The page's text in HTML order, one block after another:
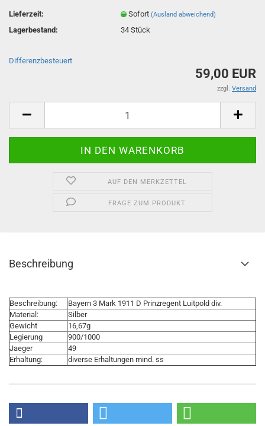
Lieferzeit: Sofort(Ausland abweichend)
Lagerbestand: 34Stück
Differenzbesteuert
59,00 EUR
zzgl. Versand
AUF DEN MERKZETTEL
FRAGE ZUM PRODUKT
Beschreibung
Beschreibung:
Bayern 3 Mark 1911 D Prinzregent Luitpold div.
Material:
Silber
Gewicht
16,67g
Legierung
900/1000
Jaeger
49
Erhaltung:
diverse Erhaltungen mind. ss